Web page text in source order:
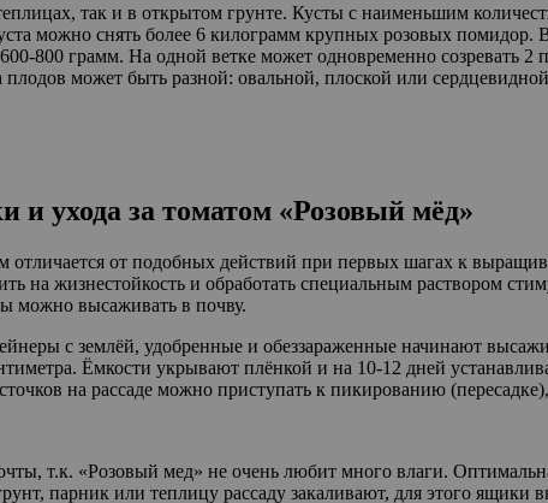
так и в открытом грунте. Кусты с наименьшим
можно снять более 6 килограмм крупных розовых
800 грамм. На одной ветке может одновременно созревать
может быть разной: овальной, плоской или
и ухода за томатом «Розовый мёд»
отличается от подобных действий при первых шагах к
на жизнестойкость и обработать специальным раствором
можно высаживать в почву.
с землёй, удобренные и обеззараженные начинают
Ёмкости укрывают плёнкой и на 10-12 дней
на рассаде можно приступать к пикированию
т.к. «Розовый мед» не очень любит много влаги.
парник или теплицу рассаду закаливают, для этого